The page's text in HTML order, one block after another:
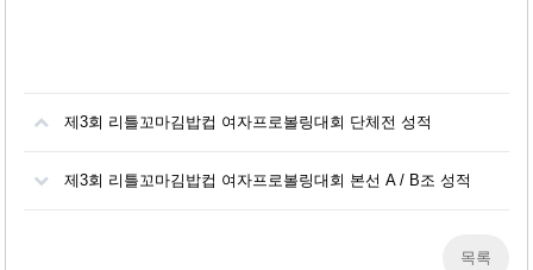
제3회 리틀꼬마김밥컵 여자프로볼링대회 단체전 성적
제3회 리틀꼬마김밥컵 여자프로볼링대회 본선 A / B조 성적
목록